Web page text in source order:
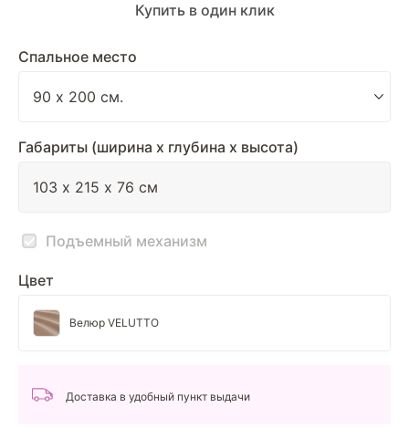
Спальное место
Габариты (ширина х глубина х высота)
Подъемный механизм
Цвет
Велюр VELUTTO
Купить в один клик
Доставка в удобный пункт выдачи